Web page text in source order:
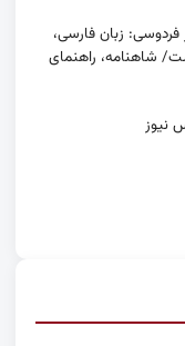
فردوسی: زبان فارسی،
شاهنامه، راهنمای
نیوز